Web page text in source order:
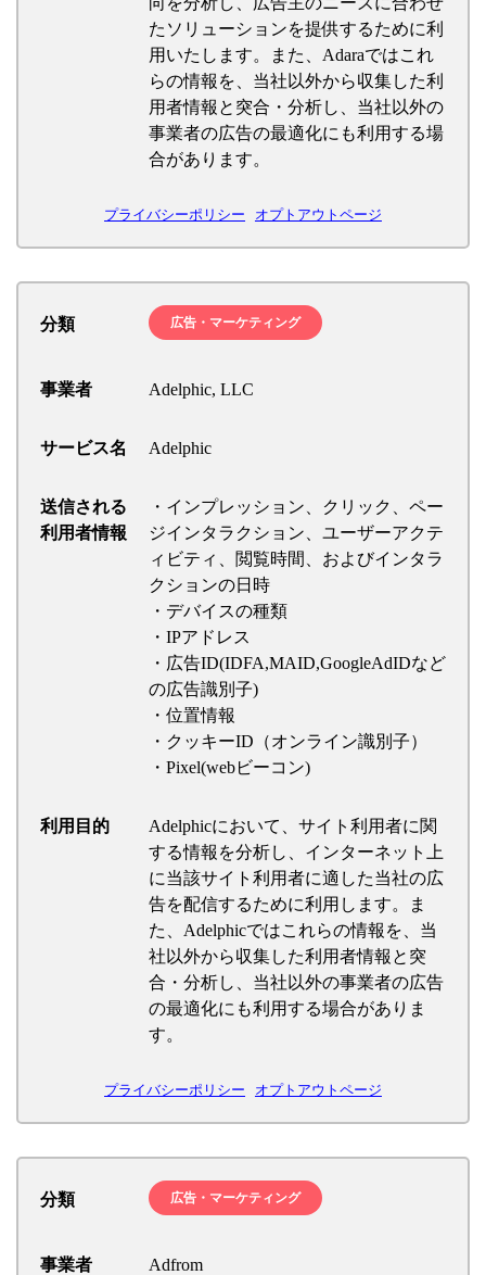
たソリューションを提供するために利
用いたします。また、Adaraではこれ
らの情報を、当社以外から収集した利
用者情報と突合・分析し、当社以外の
事業者の広告の最適化にも利用する場
合があります。
プライバシーポリシー オプトアウトページ
分類 広告・マーケティング
事業者 Adelphic, LLC
サービス名 Adelphic
送信される
利用者情報
・インプレッション、クリック、ペー
ジインタラクション、ユーザーアクテ
ィビティ、閲覧時間、およびインタラ
クションの日時
・デバイスの種類
・IPアドレス
・広告ID(IDFA,MAID,GoogleAdIDなど
の広告識別子)
・位置情報
・クッキーID（オンライン識別子）
・Pixel(webビーコン)
利用目的
Adelphicにおいて、サイト利用者に関
する情報を分析し、インターネット上
に当該サイト利用者に適した当社の広
告を配信するために利用します。ま
た、Adelphicではこれらの情報を、当
社以外から収集した利用者情報と突
合・分析し、当社以外の事業者の広告
の最適化にも利用する場合がありま
す。
プライバシーポリシー オプトアウトページ
分類 広告・マーケティング
事業者 Adfrom